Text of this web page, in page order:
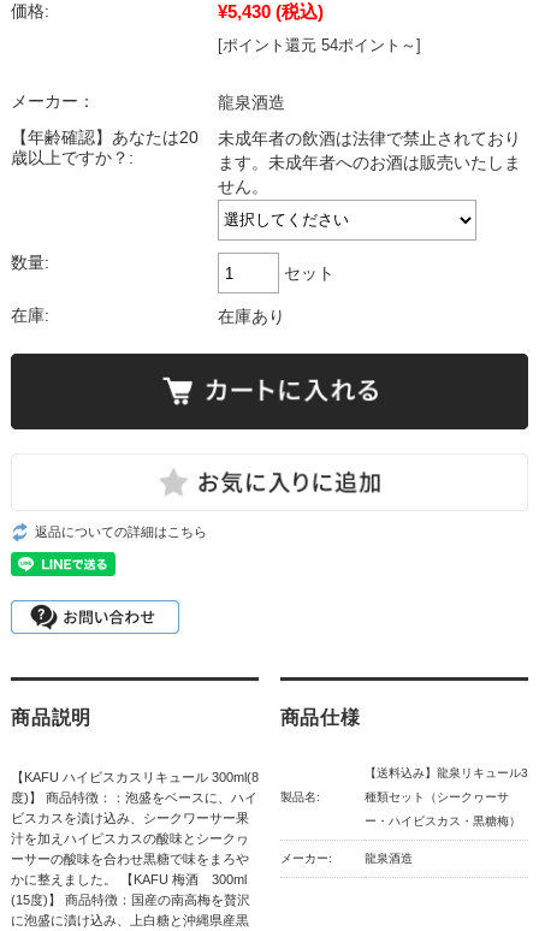
価格: ¥5,430 (税込)
[ポイント還元 54ポイント～]
メーカー：
龍泉酒造
【年齢確認】あなたは20
歳以上ですか？:
未成年者の飲酒は法律で禁止されており
ます。未成年者へのお酒は販売いたしま
せん。
数量:
セット
在庫: 在庫あり
返品についての詳細はこちら
商品説明
【KAFU ハイビスカスリキュール 300ml(8
度)】 商品特徴：：泡盛をベースに、ハイ
ビスカスを漬け込み、シークワーサー果
汁を加えハイビスカスの酸味とシークヮ
ーサーの酸味を合わせ黒糖で味をまろや
かに整えました。 【KAFU 梅酒 300ml
(15度)】 商品特徴：国産の南高梅を贅沢
に泡盛に漬け込み、上白糖と沖縄県産黒
商品仕様
製品名:
【送料込み】龍泉リキュール3
種類セット（シークヮーサ
ー・ハイビスカス・黒糖梅）
メーカー: 龍泉酒造